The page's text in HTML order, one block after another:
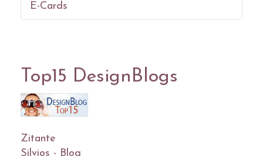
E-Cards
Top15 DesignBlogs
Zitante
Silvios - Blog